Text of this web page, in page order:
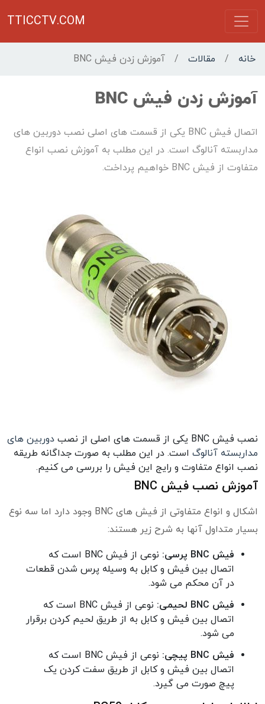
TTICCTV.COM
خانه / مقالات / آموزش زدن فیش BNC
آموزش زدن فیش BNC
اتصال فیش BNC یکی از قسمت های اصلی نصب دوربین های
مداربسته آنالوگ است. در این مطلب به آموزش نصب انواع
متفاوت از فیش BNC خواهیم پرداخت.
نصب فیش BNC یکی از قسمت های اصلی از نصب
دوربین های
مداربسته آنالوگ است. در این مطلب به صورت جداگانه طریقه
نصب انواع متفاوت و رایج این فیش را بررسی می کنیم.
آموزش نصب فیش BNC
اشکال و انواع متفاوتی از فیش های BNC وجود دارد اما سه نوع
بسیار متداول آنها به شرح زیر هستند:
فیش BNC پرسی:
نوعی از فیش BNC است که
اتصال بین فیش و کابل به وسیله پرس شدن قطعات
در آن محکم می شود.
فیش BNC لحیمی:
نوعی از فیش BNC است که
اتصال بین فیش و کابل به از طریق لحیم کردن برقرار
می شود.
فیش BNC پیچی:
نوعی از فیش BNC است که
اتصال بین فیش و کابل از طریق سفت کردن یک
پیچ صورت می گیرد.